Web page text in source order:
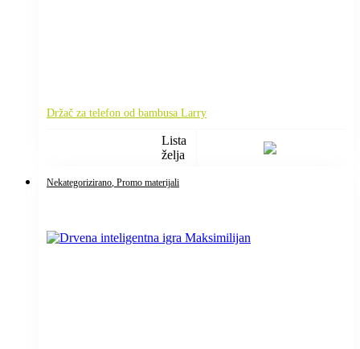
Držač za telefon od bambusa Larry
Lista
želja
Nekategorizirano , Promo materijali